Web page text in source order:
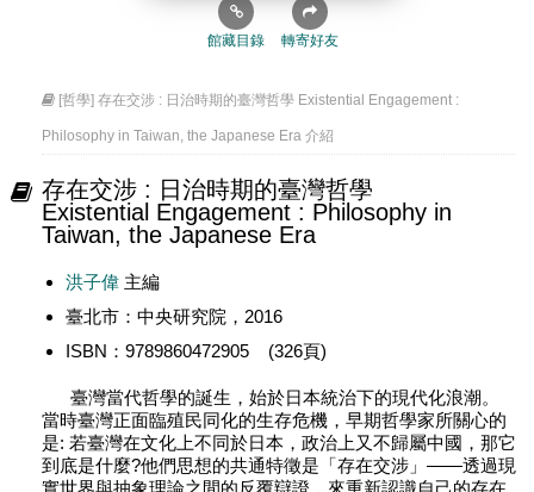
館藏目錄 轉寄好友
[哲學] 存在交涉 : 日治時期的臺灣哲學 Existential Engagement :
Philosophy in Taiwan, the Japanese Era 介紹
存在交涉 : 日治時期的臺灣哲學
Existential Engagement : Philosophy in
Taiwan, the Japanese Era
洪子偉主編
臺北市：中央研究院，2016
ISBN：9789860472905 (326頁)
臺灣當代哲學的誕生，始於日本統治下的現代化浪潮。
當時臺灣正面臨殖民同化的生存危機，早期哲學家所關心的
是: 若臺灣在文化上不同於日本， 政治上又不歸屬中國，那它
到底是什麼?他們思想的共通特徵是「存在交涉」——透過現
實世界與抽象理論之間的反覆辯證，來重新認識自己的存在